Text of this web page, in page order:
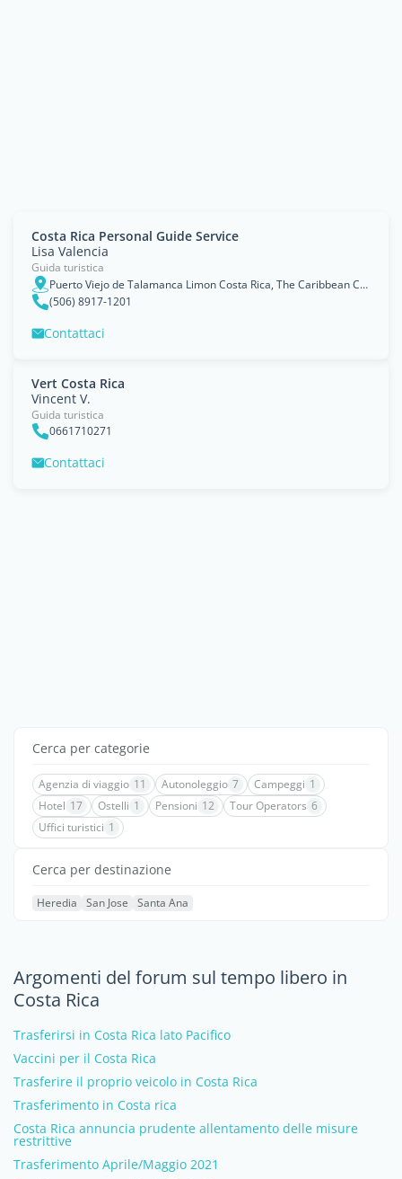
Costa Rica Personal Guide Service
Lisa Valencia
Guida turistica
Puerto Viejo de Talamanca Limon Costa Rica, The Caribbean Coast
(506) 8917-1201
Contattaci
Vert Costa Rica
Vincent V.
Guida turistica
0661710271
Contattaci
Cerca per categorie
Agenzia di viaggio 11 Autonoleggio 7 Campeggi 1
Hotel 17 Ostelli 1 Pensioni 12 Tour Operators 6
Uffici turistici 1
Cerca per destinazione
Heredia San Jose Santa Ana
Argomenti del forum sul tempo libero in
Costa Rica
Trasferirsi in Costa Rica lato Pacifico
Vaccini per il Costa Rica
Trasferire il proprio veicolo in Costa Rica
Trasferimento in Costa rica
Costa Rica annuncia prudente allentamento delle misure
restrittive
Trasferimento Aprile/Maggio 2021